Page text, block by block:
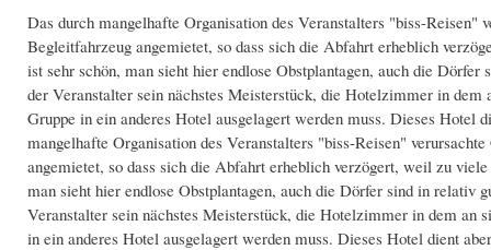
Das durch mangelhafte Organisation des Veranstalters "biss-
Begleitfahrzeug angemietet, so dass sich die Abfahrt erheblich
ist sehr schön, man sieht hier endlose Obstplantagen, auch die
der Veranstalter sein nächstes Meisterstück, die Hotelzimmer in
Gruppe in ein anderes Hotel ausgelagert werden muss. Dieses
mangelhafte Organisation des Veranstalters "biss-Reisen"
angemietet, so dass sich die Abfahrt erheblich verzögert, weil zu
man sieht hier endlose Obstplantagen, auch die Dörfer sind in
Veranstalter sein nächstes Meisterstück, die Hotelzimmer in dem an
in ein anderes Hotel ausgelagert werden muss. Dieses Hotel dient